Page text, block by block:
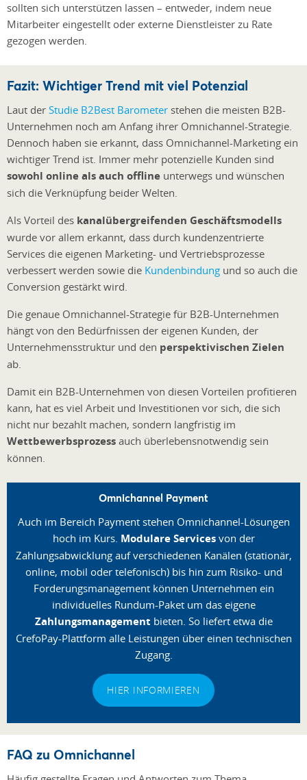
sollten sich unterstützen lassen – entweder, indem neue
Mitarbeiter eingestellt oder externe Dienstleister zu Rate
gezogen werden.
Fazit: Wichtiger Trend mit viel Potenzial
Laut der Studie B2Best Barometer stehen die meisten B2B-
Unternehmen noch am Anfang ihrer Omnichannel-Strategie.
Dennoch haben sie erkannt, dass Omnichannel-Marketing ein
wichtiger Trend ist. Immer mehr potenzielle Kunden sind
sowohl online als auch offline unterwegs und wünschen
sich die Verknüpfung beider Welten.
Als Vorteil des kanalübergreifenden Geschäftsmodells
wurde vor allem erkannt, dass durch kundenzentrierte
Services die eigenen Marketing- und Vertriebsprozesse
verbessert werden sowie die Kundenbindung und so auch die
Conversion gestärkt wird.
Die genaue Omnichannel-Strategie für B2B-Unternehmen
hängt von den Bedürfnissen der eigenen Kunden, der
Unternehmensstruktur und den perspektivischen Zielen
ab.
Damit ein B2B-Unternehmen von diesen Vorteilen profitieren
kann, hat es viel Arbeit und Investitionen vor sich, die sich
nicht nur bezahlt machen, sondern langfristig im
Wettbewerbsprozess auch überlebensnotwendig sein
können.
Omnichannel Payment
Auch im Bereich Payment stehen Omnichannel-Lösungen
hoch im Kurs. Modulare Servicesvon der
Zahlungsabwicklung auf verschiedenen Kanälen (stationär,
online, mobil oder telefonisch) bis hin zum Risiko- und
Forderungsmanagement können Unternehmen ein
individuelles Rundum-Paket um das eigene
Zahlungsmanagement bieten. So liefert etwa die
CrefoPay-Plattform alle Leistungen über einen technischen
Zugang.
HIER INFORMIEREN
FAQ zu Omnichannel